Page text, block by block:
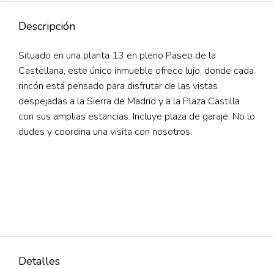
Descripción
Situado en una planta 13 en pleno Paseo de la
Castellana, este único inmueble ofrece lujo, donde cada
rincón está pensado para disfrutar de las vistas
despejadas a la Sierra de Madrid y a la Plaza Castilla
con sus amplias estancias. Incluye plaza de garaje. No lo
dudes y coordina una visita con nosotros.
Detalles